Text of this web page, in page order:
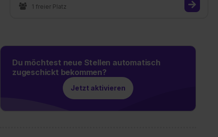
1 freier Platz
Du möchtest neue Stellen automatisch
zugeschickt bekommen?
Jetzt aktivieren